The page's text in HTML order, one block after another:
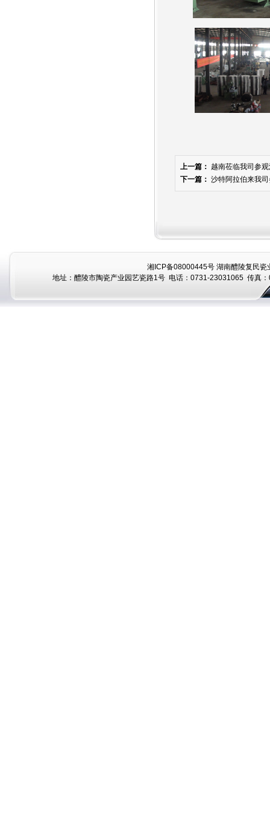
上一篇： 越南莅临我司参
下一篇： 沙特阿拉伯来我
湘ICP备08000445号湖南醴陵复民瓷
地址：醴陵市陶瓷产业园艺瓷路1号 电话：0731-23031065 传真